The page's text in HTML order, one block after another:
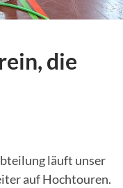
die
läuft unser
auf Hochtouren.